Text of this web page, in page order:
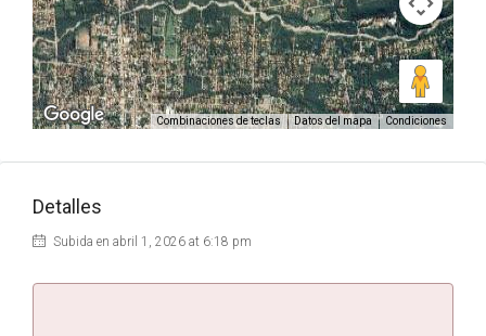
Combinaciones de teclas Datos del mapa Condiciones
Detalles
Subida en abril 1, 2026 at 6:18 pm